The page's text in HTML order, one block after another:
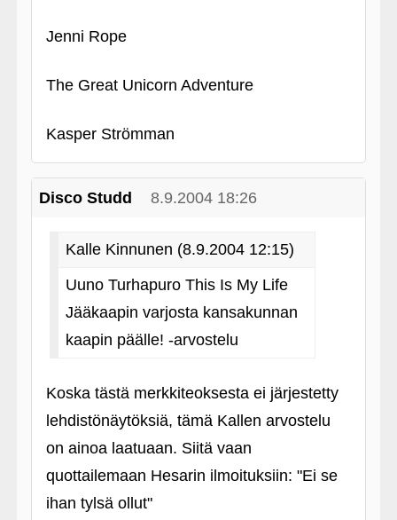
Jenni Rope
The Great Unicorn Adventure
Kasper Strömman
Disco Studd 8.9.2004 18:26
Kalle Kinnunen (8.9.2004 12:15)
Uuno Turhapuro This Is My Life
Jääkaapin varjosta kansakunnan
kaapin päälle! ‑arvostelu
Koska tästä merkkiteoksesta ei järjestetty
lehdistönäytöksiä, tämä Kallen arvostelu
on ainoa laatuaan. Siitä vaan
quottailemaan Hesarin ilmoituksiin: "Ei se
ihan tylsä ollut"